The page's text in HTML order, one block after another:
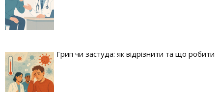
Грип чи застуда: як відрізнити та що робити